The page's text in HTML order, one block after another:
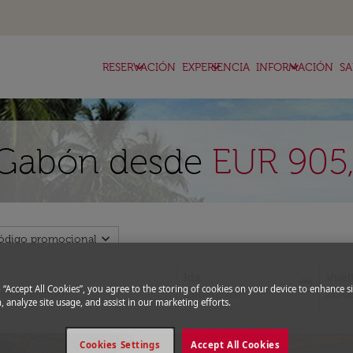
RESERVACIÓN
keyboard_arrow_down EXPERIENCIA
keyboard_arrow_down INFORMACIÓN
keyboard_arrow_down
desde EUR
promocionalexpand_more
fc-booking-departure-date-aria-
13/08/2026
today
fc-
20/
“Accept All Cookies”, you agree to the storing of cookies on your device to enhance
analyze site usage, and assist in our marketing efforts.
Accept All Cookies
Cookies Settings